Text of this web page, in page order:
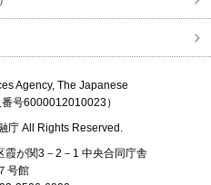
Agency, The Japanese
号6000012010023）
庁 All Rights Reserved.
が関3－2－1 中央合同庁舎
号館